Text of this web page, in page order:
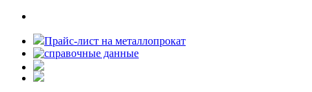
Прайс-лист на металлопрокат